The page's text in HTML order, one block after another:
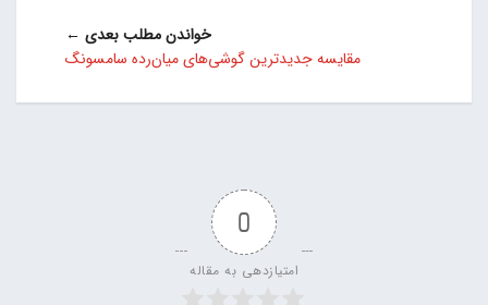
خواندن مطلب بعدی ←
مقایسه جدیدترین گوشی‌های میان‌رده سامسونگ
0
امتیازدهی به مقاله